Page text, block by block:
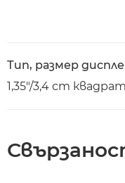
Тип, размер
1,35"/3,4 cm